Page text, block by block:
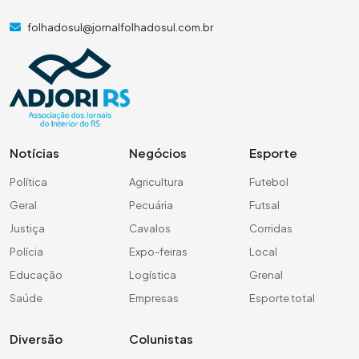
folhadosul@jornalfolhadosul.com.br
Notícias
Política
Geral
Justiça
Polícia
Educação
Saúde
Negócios
Agricultura
Pecuária
Cavalos
Expo-feiras
Logística
Empresas
Esporte
Futebol
Futsal
Corridas
Local
Grenal
Esporte total
Diversão Colunistas